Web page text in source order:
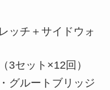
ッチ＋サイドウォ
3セット×12回）
グルートブリッジ